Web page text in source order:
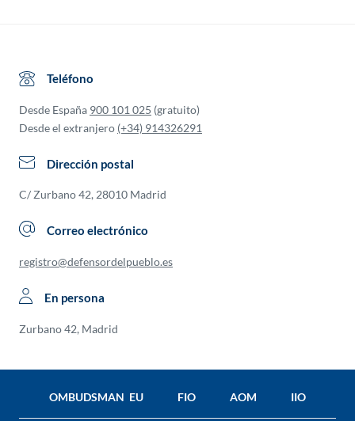
Teléfono
Desde España 900 101 025 (gratuito)
Desde el extranjero (+34) 914326291
Dirección postal
C/ Zurbano 42, 28010 Madrid
Correo electrónico
registro@defensordelpueblo.es
En persona
Zurbano 42, Madrid
OMBUDSMAN EU FIO AOM IIO